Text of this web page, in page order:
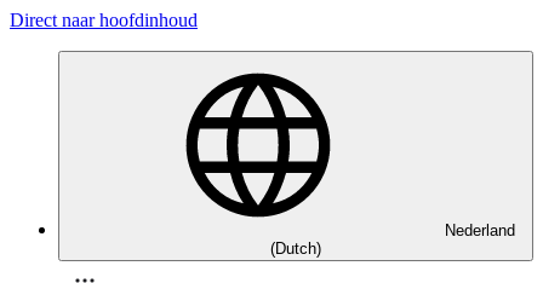
Direct naar hoofdinhoud
Nederland
(Dutch)